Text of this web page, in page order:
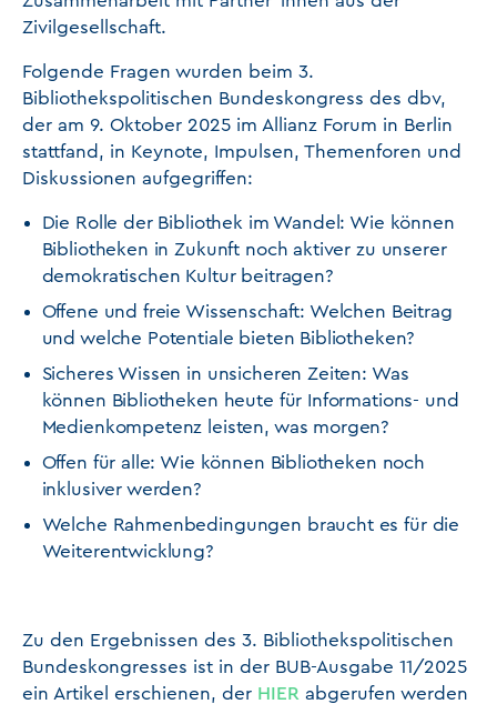
Zivilgesellschaft.
Folgende Fragen wurden beim 3.
Bibliothekspolitischen Bundeskongress des dbv,
der am 9. Oktober 2025 im Allianz Forum in Berlin
stattfand, in Keynote, Impulsen, Themenforen und
Diskussionen aufgegriffen:
Die Rolle der Bibliothek im Wandel: Wie können
Bibliotheken in Zukunft noch aktiver zu unserer
demokratischen Kultur beitragen?
Offene und freie Wissenschaft: Welchen Beitrag
und welche Potentiale bieten Bibliotheken?
Sicheres Wissen in unsicheren Zeiten: Was
können Bibliotheken heute für Informations- und
Medienkompetenz leisten, was morgen?
Offen für alle: Wie können Bibliotheken noch
inklusiver werden?
Welche Rahmenbedingungen braucht es für die
Weiterentwicklung?
Zu den Ergebnissen des 3. Bibliothekspolitischen
Bundeskongresses ist in der BUB-Ausgabe 11/2025
ein Artikel erschienen, der HIER abgerufen werden